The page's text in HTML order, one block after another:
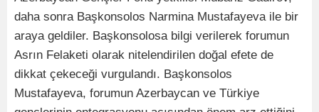
daha sonra Başkonsolos Narmina Mustafayeva ile bir
araya geldiler. Başkonsolosa bilgi verilerek forumun
Asrın Felaketi olarak nitelendirilen doğal efete de
dikkat çekeceği vurgulandı. Başkonsolos
Mustafayeva, forumun Azerbaycan ve Türkiye